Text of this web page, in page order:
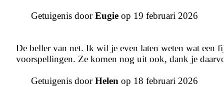
Getuigenis doorEugie op 19 februari 2026
De beller van net. Ik wil je even laten weten wat
voorspellingen. Ze komen nog uit ook, dank je
Getuigenis doorHelen op 18 februari 2026